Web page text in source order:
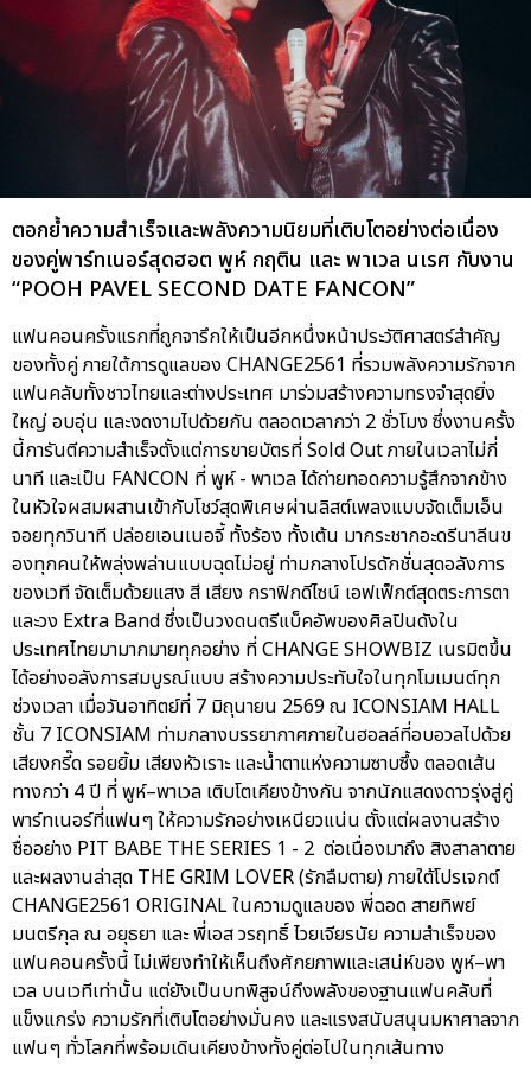
ตอกย้ำความสำเร็จและพลังความนิยมที่เติบโตอย่างต่อเนื่อง
ของคู่พาร์ทเนอร์สุดฮอต พูห์ กฤติน และ พาเวล นเรศ กับงาน
“POOH PAVEL SECOND DATE FANCON”
แฟนคอนครั้งแรกที่ถูกจารึกให้เป็นอีกหนึ่งหน้าประวัติศาสตร์สำคัญ
ของทั้งคู่ ภายใต้การดูแลของ CHANGE2561 ที่รวมพลังความรักจาก
แฟนคลับทั้งชาวไทยและต่างประเทศ มาร่วมสร้างความทรงจำสุดยิ่ง
ใหญ่ อบอุ่น และงดงามไปด้วยกัน ตลอดเวลากว่า 2 ชั่วโมง ซึ่งงานครั้ง
นี้การันตีความสำเร็จตั้งแต่การขายบัตรที่ Sold Out ภายในเวลาไม่กี่
นาที และเป็น FANCON ที่ พูห์ - พาเวล ได้ถ่ายทอดความรู้สึกจากข้าง
ในหัวใจผสมผสานเข้ากับโชว์สุดพิเศษผ่านลิสต์เพลงแบบจัดเต็มเอ็น
จอยทุกวินาที ปล่อยเอนเนอจี้ ทั้งร้อง ทั้งเต้น มากระชากอะดรีนาลีนข
องทุกคนให้พลุ่งพล่านแบบฉุดไม่อยู่ ท่ามกลางโปรดักชั่นสุดอลังการ
ของเวที จัดเต็มด้วยแสง สี เสียง กราฟิกดีไซน์ เอฟเฟ็กต์สุดตระการตา
และวง Extra Band ซึ่งเป็นวงดนตรีแบ็คอัพของศิลปินดังใน
ประเทศไทยมามากมายทุกอย่าง ที่ CHANGE SHOWBIZ เนรมิตขึ้น
ได้อย่างอลังการสมบูรณ์แบบ สร้างความประทับใจในทุกโมเมนต์ทุก
ช่วงเวลา เมื่อวันอาทิตย์ที่ 7 มิถุนายน 2569 ณ ICONSIAM HALL
ชั้น 7 ICONSIAM ท่ามกลางบรรยากาศภายในฮอลล์ที่อบอวลไปด้วย
เสียงกรี๊ด รอยยิ้ม เสียงหัวเราะ และน้ำตาแห่งความซาบซึ้ง ตลอดเส้น
ทางกว่า 4 ปี ที่ พูห์–พาเวล เติบโตเคียงข้างกัน จากนักแสดงดาวรุ่งสู่คู่
พาร์ทเนอร์ที่แฟนๆ ให้ความรักอย่างเหนียวแน่น ตั้งแต่ผลงานสร้าง
ชื่ออย่าง PIT BABE THE SERIES 1 - 2 ต่อเนื่องมาถึง สิงสาลาตาย
และผลงานล่าสุด THE GRIM LOVER (รักลืมตาย) ภายใต้โปรเจกต์
CHANGE2561 ORIGINAL ในความดูแลของ พี่ฉอด สายทิพย์
มนตรีกุล ณ อยุธยา และ พี่เอส วรฤทธิ์ ไวยเจียรนัย ความสำเร็จของ
แฟนคอนครั้งนี้ ไม่เพียงทำให้เห็นถึงศักยภาพและเสน่ห์ของ พูห์–พา
เวล บนเวทีเท่านั้น แต่ยังเป็นบทพิสูจน์ถึงพลังของฐานแฟนคลับที่
แข็งแกร่ง ความรักที่เติบโตอย่างมั่นคง และแรงสนับสนุนมหาศาลจาก
แฟนๆ ทั่วโลกที่พร้อมเดินเคียงข้างทั้งคู่ต่อไปในทุกเส้นทาง